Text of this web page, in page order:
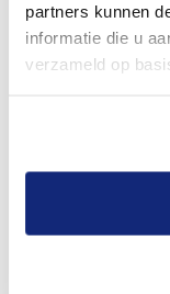
partners kunnen
informatie die u
verzameld op
onze
een luisterend
vrijblijvend
aan bod; van de